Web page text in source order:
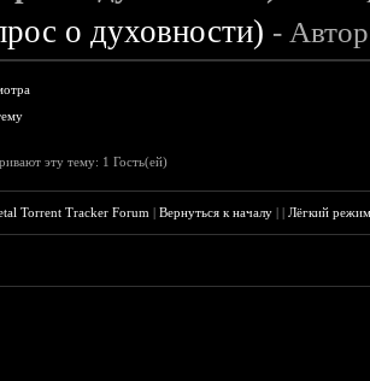
о духовности) -
эту тему: 1 Гость(ей)
Torrent Tracker Forum |Вернуться к началу ||Лёгкий